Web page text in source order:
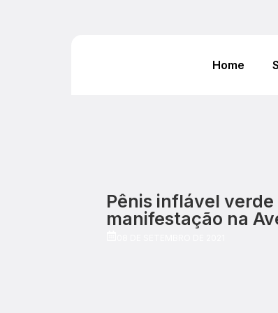
Home
Pênis inflável
manifestação na